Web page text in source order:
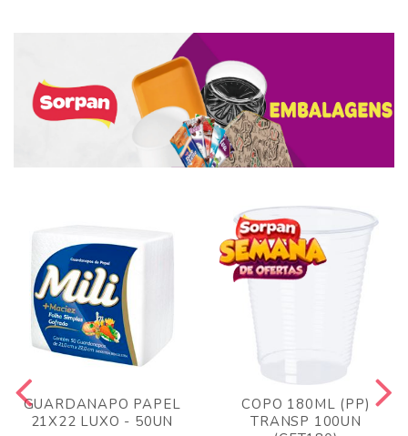
GUARDANAPO PAPEL
21X22 LUXO - 50UN
COPO 180ML (PP)
TRANSP 100UN